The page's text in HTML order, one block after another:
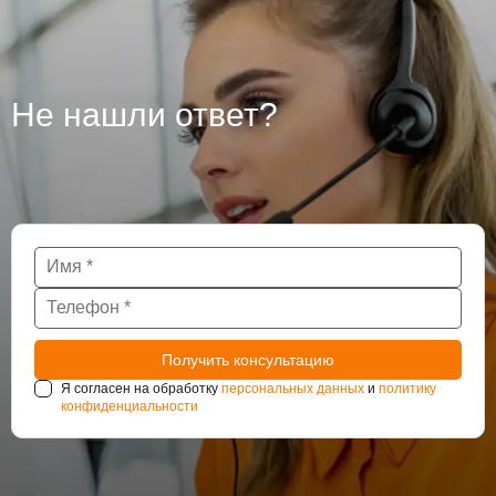
усилению и ремонту.
Не нашли ответ?
Я согласен на обработку персональных данных и политику
конфиденциальности